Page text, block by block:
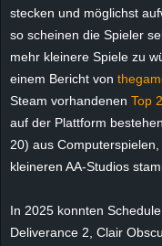
stecken und möglichst
so scheinen die Spieler
mehr kleinere Spiele zu
einem Bericht von
Steam vorhandenen Top
auf der Plattform
20) aus
kleineren AA-Studios
In 2025 konnten
Deliverance 2, Clair